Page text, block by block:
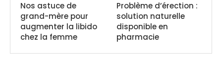
Nos astuce de
grand-mère pour
augmenter la libido
chez la femme
Problème d’érection :
solution naturelle
disponible en
pharmacie